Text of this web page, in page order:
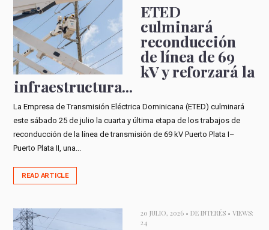
ETED
culminará
reconducción
de línea de 69
kV y reforzará la
infraestructura...
La Empresa de Transmisión Eléctrica Dominicana (ETED) culminará
este sábado 25 de julio la cuarta y última etapa de los trabajos de
reconducción de la línea de transmisión de 69 kV Puerto Plata I–
Puerto Plata II, una...
READ ARTICLE
20 JULIO, 2026 • DE INTERÉS• VIEWS:
24